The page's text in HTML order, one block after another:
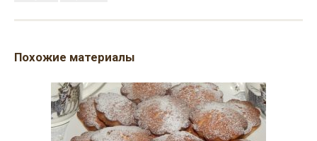
Похожие материалы